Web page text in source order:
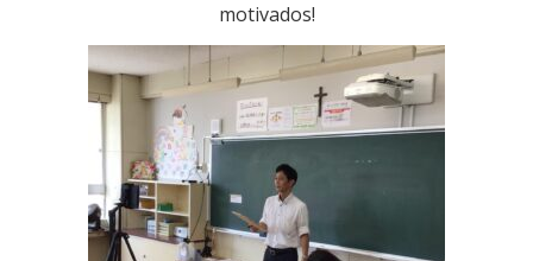
motivados!